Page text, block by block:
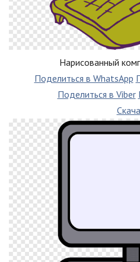
Нарисованный
Поделиться в WhatsApp
Поделиться в Viber